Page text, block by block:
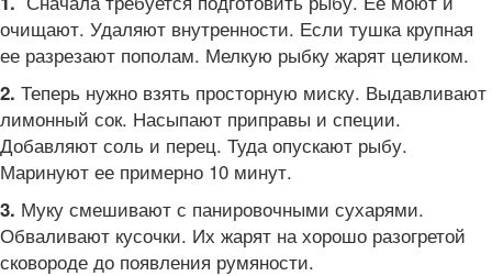
очищают. Удаляют внутренности. Если тушка крупная
ее разрезают пополам. Мелкую рыбку жарят целиком.
2. Теперь нужно взять просторную миску. Выдавливают
лимонный сок. Насыпают приправы и специи.
Добавляют соль и перец. Туда опускают рыбу.
Маринуют ее примерно 10 минут.
3. Муку смешивают с панировочными сухарями.
Обваливают кусочки. Их жарят на хорошо разогретой
сковороде до появления румяности.